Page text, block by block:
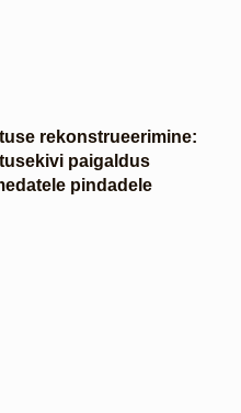
rekonstrueerimine:
paigaldus
pindadele